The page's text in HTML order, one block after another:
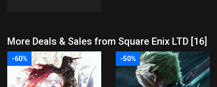
More Deals & Sales from Square Enix LTD [16]
-60% -50%